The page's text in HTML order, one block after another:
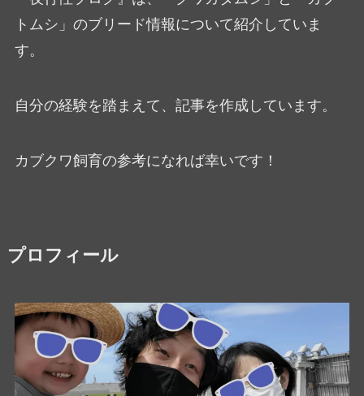
トムシ」のブリード情報について紹介していま
す。
自分の経験を踏まえて、記事を作成しています。
カブクワ飼育の参考になれば幸いです！
プロフィール